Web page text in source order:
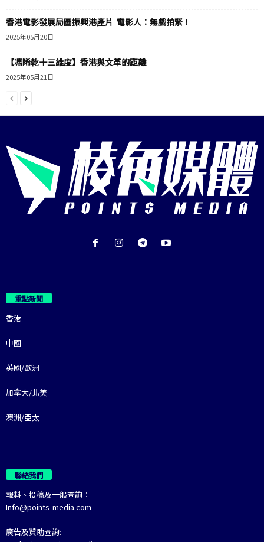
香港電影發展局圖振興港產片 電影人：無戲拍緊！
2025年05月20日
【馮睎乾十三維度】香港與文革的距離
2025年05月21日
重點新聞
香港
中國
英國/歐洲
加拿大/北美
澳洲/亞太
聯絡我們
報料、投稿及一般查詢：
Info@points-media.com
廣告及贊助查詢: